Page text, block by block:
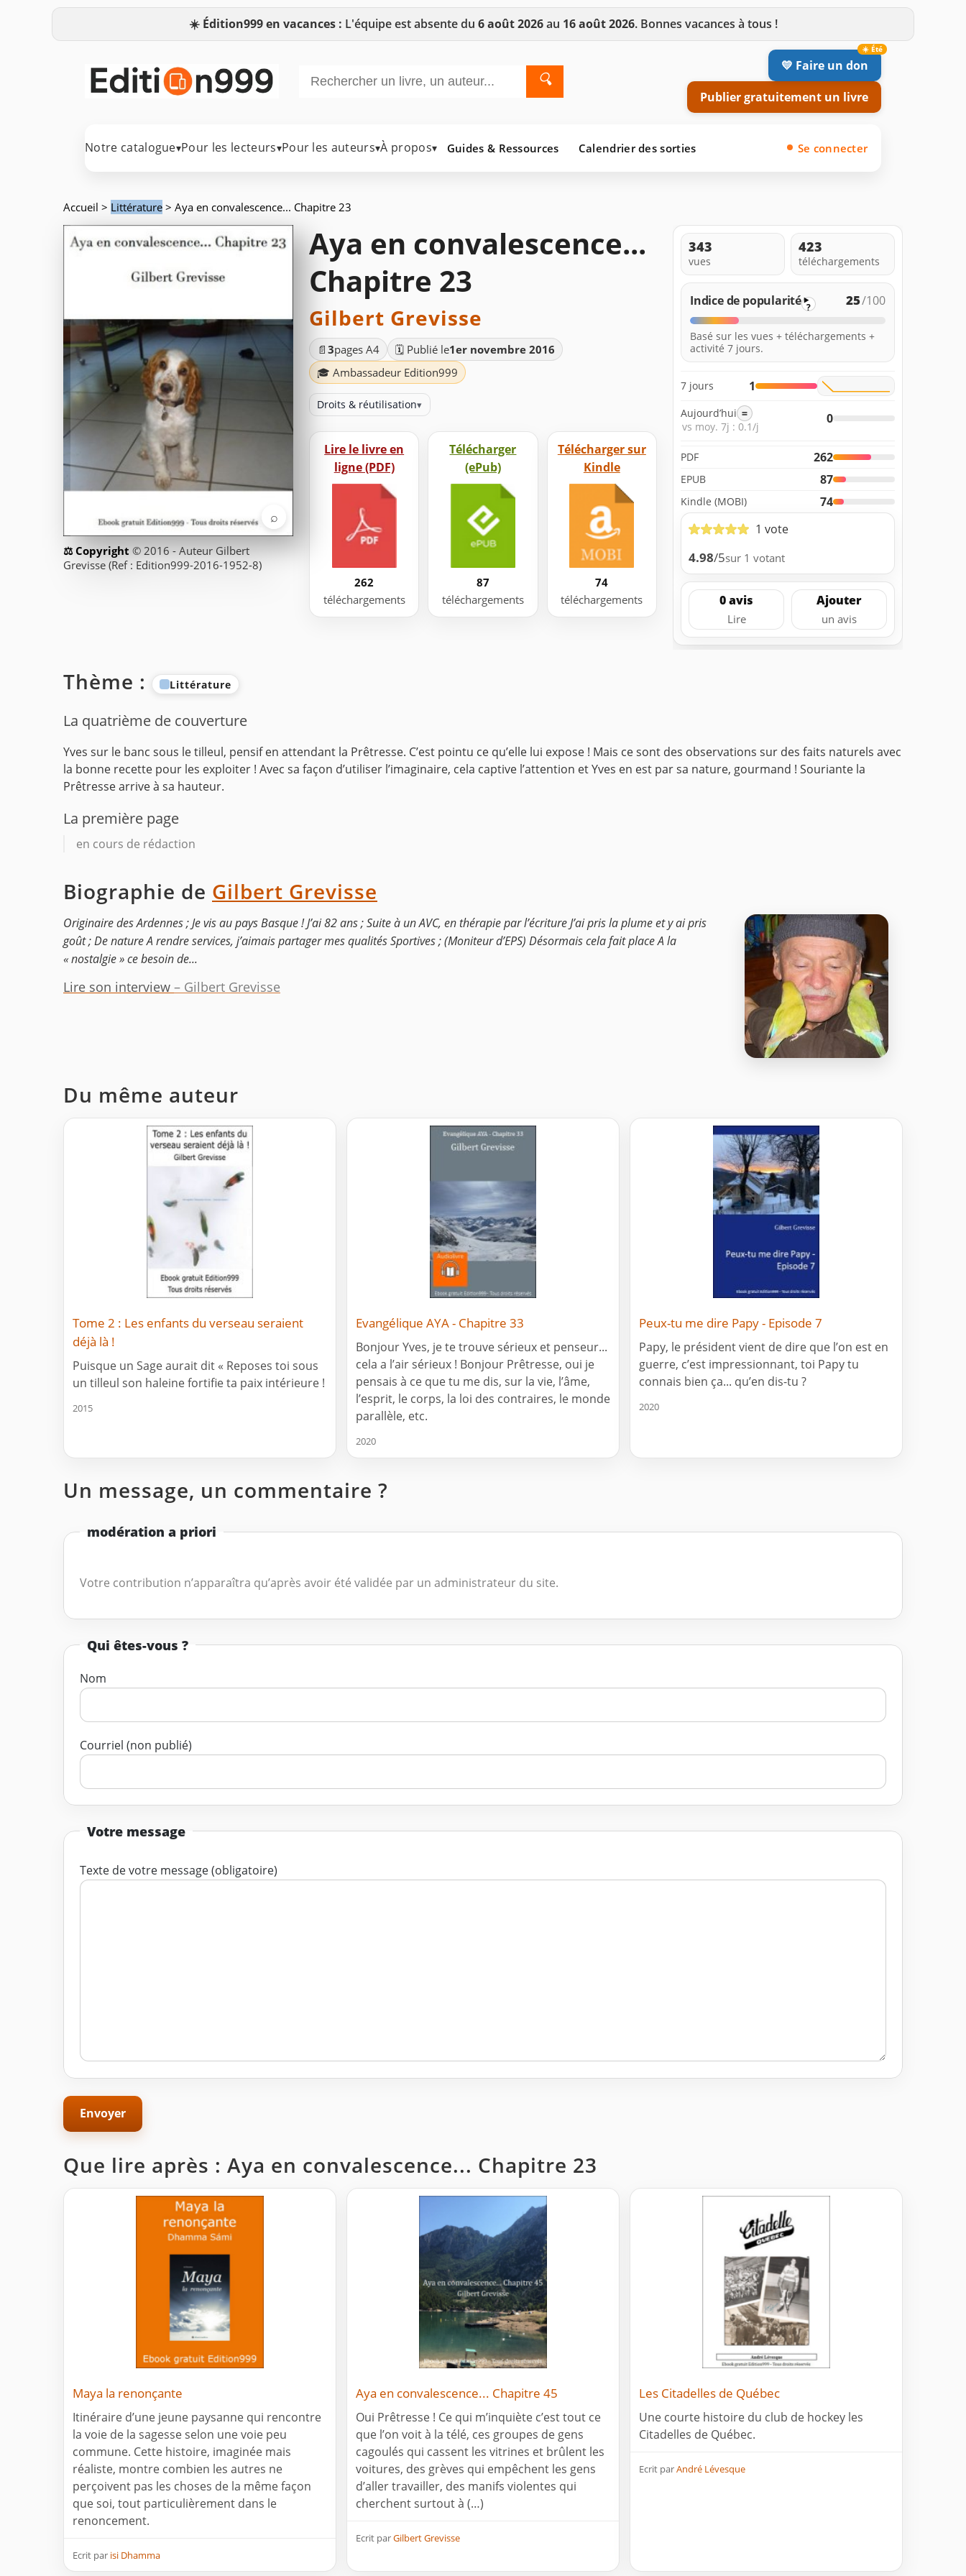
☀️ Édition999 en vacances : L'équipe est absente du 6 août 2026au 16 août 2026. Bonnes vacances à tous !
🔍
💛 Faire un don
Publier gratuitement un livre
Notre catalogue▾Pour les lecteurs▾Pour les auteurs▾À propos▾ Guides & Ressources Calendrier des sorties Se connecter
Accueil > Littérature > Aya en convalescence... Chapitre 23
⌕
© 2016 - Auteur Gilbert
Grevisse (Ref : Edition999-2016-1952-8)
Aya en convalescence...
Chapitre 23
Gilbert Grevisse
📄 3pages A4 🗓️ Publié le1er novembre 2016
🎓 Ambassadeur Edition999
Droits & réutilisation▾
Lire le livre en
ligne (PDF)
262
téléchargements
Télécharger
(ePub)
87
téléchargements
Télécharger sur
Kindle
74
téléchargements
343
vues
423
téléchargements
Indice de popularité ? 25/100
Basé sur les vues + téléchargements +
activité 7 jours.
7 jours 1
Aujourd’hui =
vs moy. 7j : 0.1/j
0
PDF 262
EPUB 87
Kindle (MOBI)
74
1 vote
4.98/5sur 1 votant
0 avis
Lire
Ajouter
un avis
Thème : Littérature
La quatrième de couverture
Yves sur le banc sous le tilleul, pensif en attendant la Prêtresse. C’est pointu ce qu’elle lui expose ! Mais ce sont des observations sur des faits naturels avec
la bonne recette pour les exploiter ! Avec sa façon d’utiliser l’imaginaire, cela captive l’attention et Yves en est par sa nature, gourmand ! Souriante la
Prêtresse arrive à sa hauteur.
La première page
en cours de rédaction
Biographie de Gilbert Grevisse
Originaire des Ardennes ; Je vis au pays Basque ! J’ai 82 ans ; Suite à un AVC, en thérapie par l’écriture J’ai pris la plume et y ai pris
goût ; De nature A rendre services, j’aimais partager mes qualités Sportives ; (Moniteur d’EPS) Désormais cela fait place A la
« nostalgie » ce besoin de...
Lire son interview – Gilbert Grevisse
Du même auteur
Tome 2 : Les enfants du verseau seraient
déjà là !
Puisque un Sage aurait dit « Reposes toi sous
un tilleul son haleine fortifie ta paix intérieure !
2015
Evangélique AYA - Chapitre 33
Bonjour Yves, je te trouve sérieux et penseur...
cela a l’air sérieux ! Bonjour Prêtresse, oui je
pensais à ce que tu me dis, sur la vie, l’âme,
l’esprit, le corps, la loi des contraires, le monde
parallèle, etc.
2020
Peux-tu me dire Papy - Episode 7
Papy, le président vient de dire que l’on est en
guerre, c’est impressionnant, toi Papy tu
connais bien ça... qu’en dis-tu ?
2020
Un message, un commentaire ?
modération a priori
Votre contribution n’apparaîtra qu’après avoir été validée par un administrateur du site.
Qui êtes-vous ?
Nom
Courriel (non publié)
Votre message
Texte de votre message (obligatoire)
Que lire après : Aya en convalescence... Chapitre 23
Maya la renonçante
Itinéraire d’une jeune paysanne qui rencontre
la voie de la sagesse selon une voie peu
commune. Cette histoire, imaginée mais
réaliste, montre combien les autres ne
perçoivent pas les choses de la même façon
que soi, tout particulièrement dans le
renoncement.
Ecrit par isi Dhamma
Aya en convalescence... Chapitre 45
Oui Prêtresse ! Ce qui m’inquiète c’est tout ce
que l’on voit à la télé, ces groupes de gens
cagoulés qui cassent les vitrines et brûlent les
voitures, des grèves qui empêchent les gens
d’aller travailler, des manifs violentes qui
cherchent surtout à (…)
Ecrit parGilbert Grevisse
Les Citadelles de Québec
Une courte histoire du club de hockey les
Citadelles de Québec.
Ecrit parAndré Lévesque